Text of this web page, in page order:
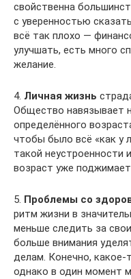
свойственна
с уверенностью
всё так плохо —
улучшать, есть много
желание.
4. Личная жизнь
Общество навязывает
определённого
чтобы было всё «как у
такой неустроенности
возраст уже
5. Проблемы со
ритм жизни в
меньше следить за
больше внимания
делам. Конечно, какое-
однако в один момент